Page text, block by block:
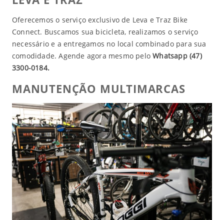
Oferecemos o serviço exclusivo de Leva e Traz Bike
Connect. Buscamos sua bicicleta, realizamos o serviço
necessário e a entregamos no local combinado para sua
comodidade. Agende agora mesmo peloWhatsapp (47)
3300-0184.
MANUTENÇÃO MULTIMARCAS